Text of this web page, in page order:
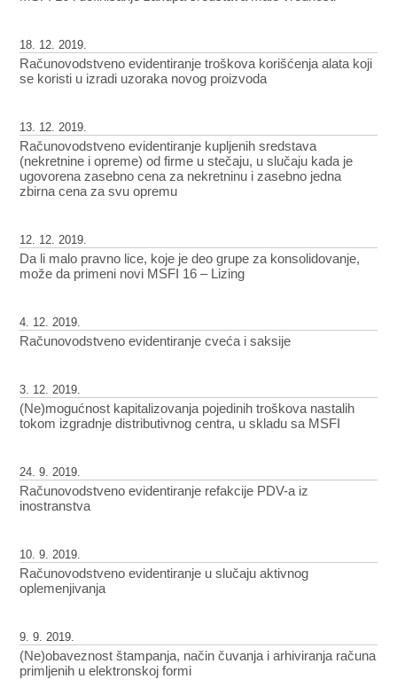
Računovodstveno evidentiranje troškova korišćenja alata koji
se koristi u izradi uzoraka novog proizvoda
18. 12. 2019.
Računovodstveno evidentiranje kupljenih sredstava
(nekretnine i opreme) od firme u stečaju, u slučaju kada je
ugovorena zasebno cena za nekretninu i zasebno jedna
zbirna cena za svu opremu
13. 12. 2019.
Da li malo pravno lice, koje je deo grupe za konsolidovanje,
može da primeni novi MSFI 16 – Lizing
12. 12. 2019.
Računovodstveno evidentiranje cveća i saksije
4. 12. 2019.
(Ne)mogućnost kapitalizovanja pojedinih troškova nastalih
tokom izgradnje distributivnog centra, u skladu sa MSFI
3. 12. 2019.
Računovodstveno evidentiranje refakcije PDV-a iz
inostranstva
24. 9. 2019.
Računovodstveno evidentiranje u slučaju aktivnog
oplemenjivanja
10. 9. 2019.
(Ne)obaveznost štampanja, način čuvanja i arhiviranja računa
primljenih u elektronskoj formi
9. 9. 2019.